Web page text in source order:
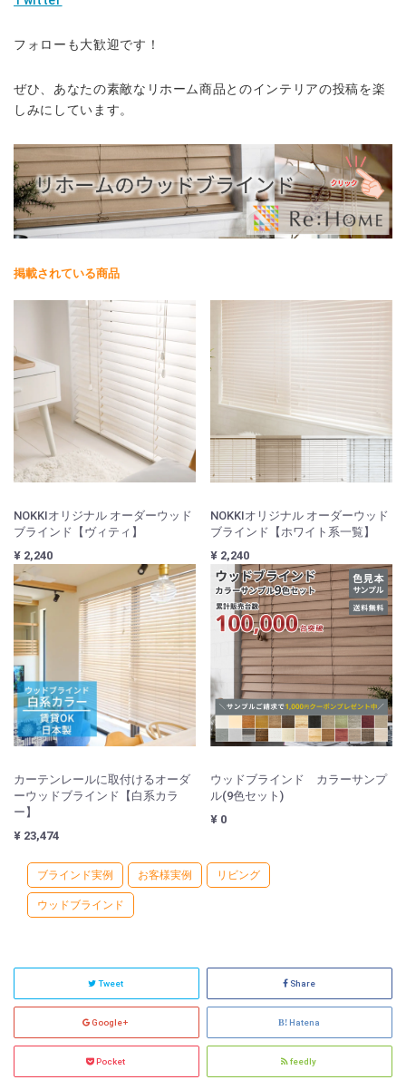
フォローも大歓迎です！
ぜひ、あなたの素敵なリホーム商品とのインテリアの投稿を楽
しみにしています。
掲載されている商品
NOKKIオリジナル オーダーウッド
ブラインド【ヴィティ】
¥ 2,240
NOKKIオリジナル オーダーウッド
ブラインド【ホワイト系一覧】
¥ 2,240
カーテンレールに取付けるオーダ
ーウッドブラインド【白系カラ
ー】
¥ 23,474
ウッドブラインド カラーサンプ
ル(9色セット)
¥ 0
ブラインド実例 お客様実例 リビング
ウッドブラインド
Tweet Share
Google+ Hatena
Pocket feedly